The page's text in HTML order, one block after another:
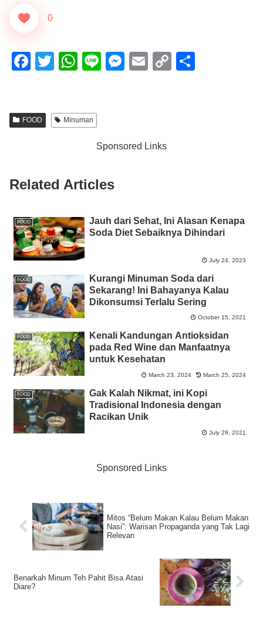
0
F
e
k
T
er
W
s
p
Li
M
g
E
C
FOOD Minuman
Sponsored Links
Related Articles
FOOD
Jauh dari Sehat, Ini Alasan Kenapa
Soda Diet Sebaiknya Dihindari
July 24, 2023
FOOD
Kurangi Minuman Soda dari
Sekarang! Ini Bahayanya Kalau
Dikonsumsi Terlalu Sering
October 15, 2021
FOOD
Kenali Kandungan Antioksidan
pada Red Wine dan Manfaatnya
untuk Kesehatan
March 23, 2024 March 25, 2024
FOOD
Gak Kalah Nikmat, ini Kopi
Tradisional Indonesia dengan
Racikan Unik
July 29, 2021
Sponsored Links
Mitos “Belum Makan Kalau Belum Makan
Nasi”: Warisan Propaganda yang Tak Lagi
Relevan
Benarkah Minum Teh Pahit Bisa Atasi
Diare?